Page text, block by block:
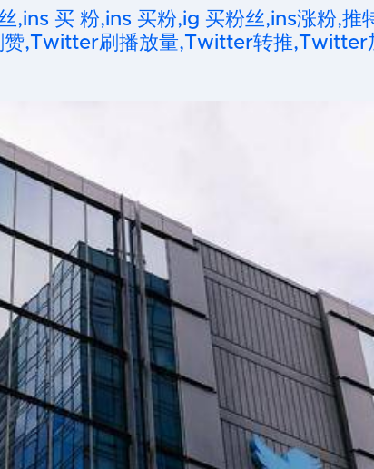
,ins 买 粉,ins 买粉,ig 买粉丝,ins涨粉,
,Twitter刷播放量,Twitter转推